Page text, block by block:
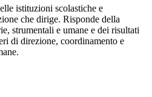
istituzioni scolastiche e
che dirige. Risponde della
strumentali e umane e dei risultati
di direzione, coordinamento e